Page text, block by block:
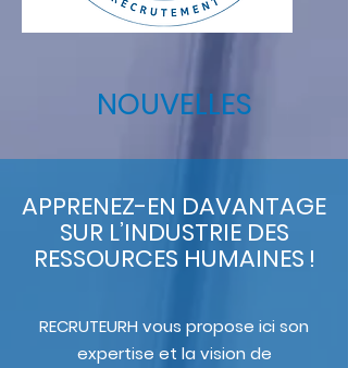
NOUVELLES
APPRENEZ-EN DAVANTAGE
SUR L’INDUSTRIE DES
RESSOURCES HUMAINES !
RECRUTEURH vous propose ici son
expertise et la vision de